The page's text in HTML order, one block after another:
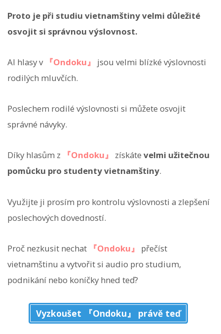
Proto je při studiu vietnamštiny velmi důležité
osvojit si správnou výslovnost.
AI hlasy v 『Ondoku』
jsou velmi blízké výslovnosti
rodilých mluvčích.
Poslechem rodilé výslovnosti si můžete osvojit
správné návyky.
Díky hlasům z 『Ondoku』 získáte velmi užitečnou
pomůcku pro studenty vietnamštiny.
Využijte ji prosím pro kontrolu výslovnosti a zlepšení
poslechových dovedností.
Proč nezkusit nechat 『Ondoku』
přečíst
vietnamštinu a vytvořit si audio pro studium,
podnikání nebo koníčky hned teď?
Vyzkoušet 『Ondoku』 právě teď